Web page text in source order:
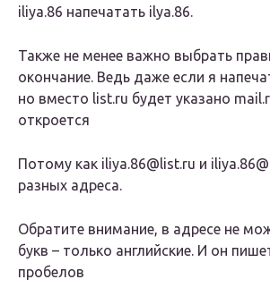
iliya.86 напечатать ilya.86.
Также не менее важно выбрать
окончание. Ведь даже если я
но вместо list.ru будет указано
откроется
Потому как iliya.86@list.ru и
разных адреса.
Обратите внимание, в адресе не
букв – только английские. И он
пробелов